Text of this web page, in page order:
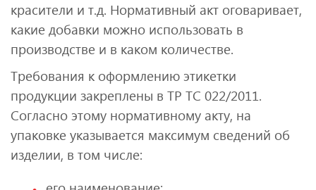
красители и т.д. Нормативный акт оговаривает,
какие добавки можно использовать в
производстве и в каком количестве.
Требования к оформлению этикетки
продукции закреплены в ТР ТС 022/2011.
Согласно этому нормативному акту, на
упаковке указывается максимум сведений об
изделии, в том числе: